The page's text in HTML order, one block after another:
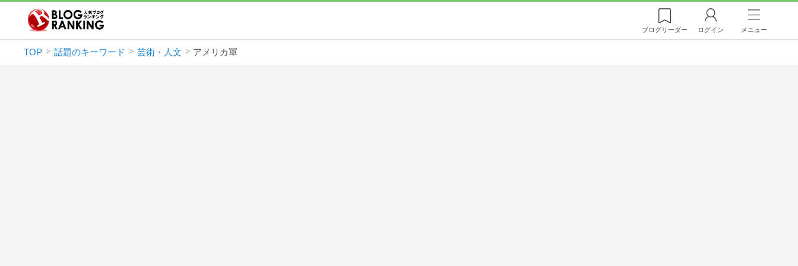
ブログリーダー ログイン メニュー
TOP 話題のキーワード 芸術・人文 アメリカ軍